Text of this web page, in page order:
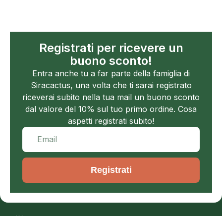
Registrati per ricevere un
buono sconto!
Entra anche tu a far parte della famiglia di
Siracactus, una volta che ti sarai registrato
riceverai subito nella tua mail un buono sconto
dal valore del 10% sul tuo primo ordine. Cosa
aspetti registrati subito!
Registrati